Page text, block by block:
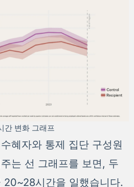
간 변화 그래프
혜자와 통제 집단 구성원
는 선 그래프를 보면, 두
20~28시간을 일했습니다.